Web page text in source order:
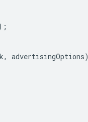
advertisingOptions)